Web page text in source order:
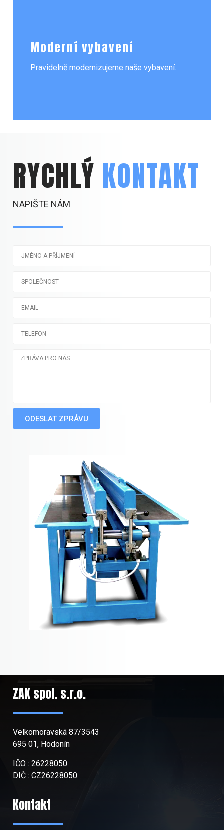
Moderní vybavení
Pravidelně modernizujeme naše vybavení.
RYCHLÝ KONTAKT
NAPIŠTE NÁM
ODESLAT ZPRÁVU
ZAK spol. s.r.o.
Velkomoravská 87/3543
695 01, Hodonín
IČO : 26228050
DIČ : CZ26228050
Kontakt